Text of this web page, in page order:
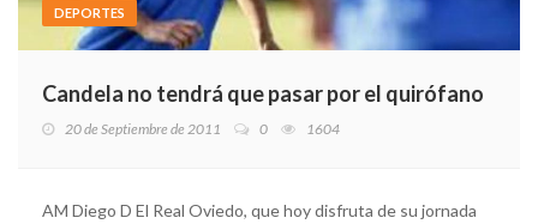
DEPORTES
Candela no tendrá que pasar por el quirófano
20 de Septiembre de 2011 0 1604
AM Diego D El Real Oviedo, que hoy disfruta de su jornada